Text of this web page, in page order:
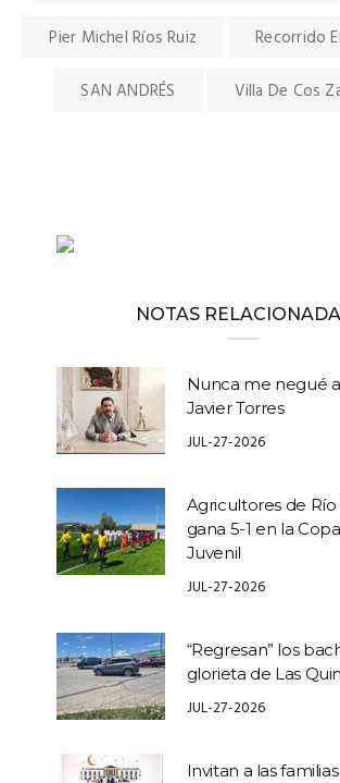
Pier Michel Ríos Ruiz Recorrido
SAN ANDRÉS Villa De Cos
NOTAS
Nunca me negué
Javier Torres
JUL-27-2026
Agricultores de Río
gana 5-1 en la
Juvenil
JUL-27-2026
“Regresan” los
glorieta de Las
JUL-27-2026
Invitan a las